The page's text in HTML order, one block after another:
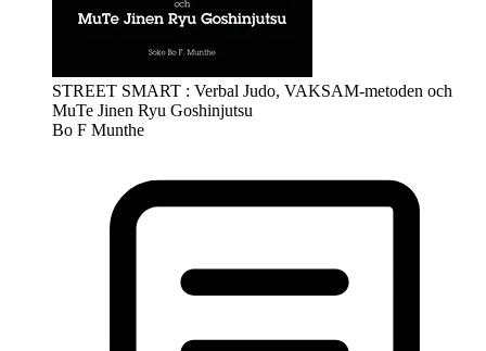
STREET SMART : Verbal Judo, VAKSAM-metoden och
MuTe Jinen Ryu Goshinjutsu
Bo F Munthe